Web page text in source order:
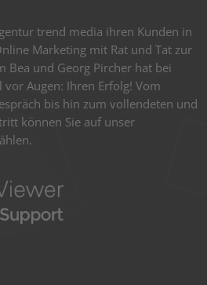
trend media ihren Kunden in
Marketing mit Rat und Tat zur
Bea und Georg Pircher hat bei
Augen: Ihren Erfolg! Vom
bis hin zum vollendeten und
können Sie auf unser